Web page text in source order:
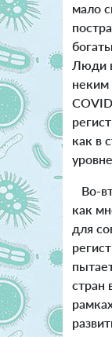
мало
Люди
неким
как в
Во-
как
для
стран